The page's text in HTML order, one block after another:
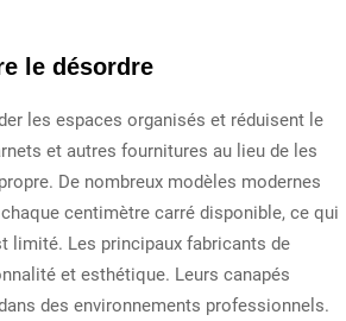
le désordre
les espaces organisés et réduisent le
et autres fournitures au lieu de les
De nombreux modèles modernes
centimètre carré disponible, ce qui
limité. Les principaux fabricants de
et esthétique. Leurs canapés
des environnements professionnels.